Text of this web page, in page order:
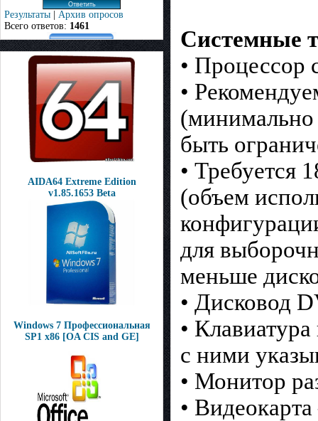
Результаты | Архив опросов
Всего ответов: 1461
AIDA64 Extreme Edition
v1.85.1653 Beta
Windows 7 Профессиональная
SP1 x86 [OA CIS and GE]
Системные
• Процессор
•
быть
• Требуется
(объем
для
меньше
• Дисковод
•
с ними
• Монитор
•